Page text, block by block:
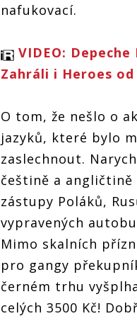
nafukovací.
VIDEO:
Zahráli i Heroes
O tom, že nešlo o
jazyků, které bylo
zaslechnout.
češtině a
zástupy Poláků,
vypravených
Mimo skalních
pro gangy
černém trhu
celých 3500 Kč!